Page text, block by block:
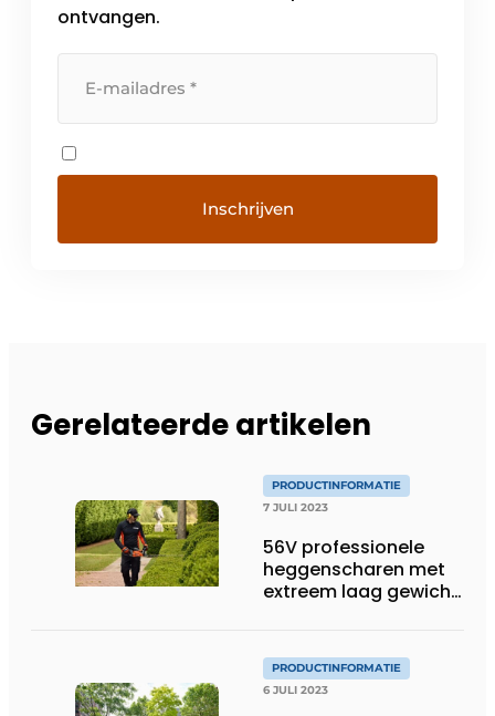
ontvangen.
Gerelateerde artikelen
PRODUCTINFORMATIE
7 JULI 2023
56V professionele
heggenscharen met
extreem laag gewicht
PRODUCTINFORMATIE
6 JULI 2023